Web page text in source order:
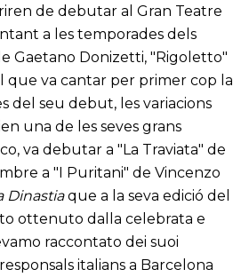
de debutar al Gran Teatre
a les temporades dels
Gaetano Donizetti, "Rigoletto"
que va cantar per primer cop la
del seu debut, les variacions
una de les seves grans
va debutar a "La Traviata" de
a "I Puritani" de Vincenzo
Dinastiaque a la seva edició del
ottenuto dalla celebrata e
raccontato dei suoi
italians a Barcelona